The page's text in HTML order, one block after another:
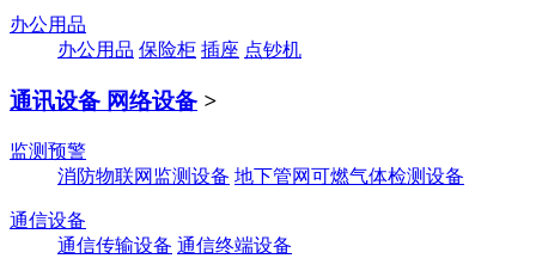
办公用品
办公用品 保险柜 插座 点钞机
通讯设备 网络设备 >
监测预警
消防物联网监测设备 地下管网可燃气体检测设备
通信设备
通信传输设备 通信终端设备